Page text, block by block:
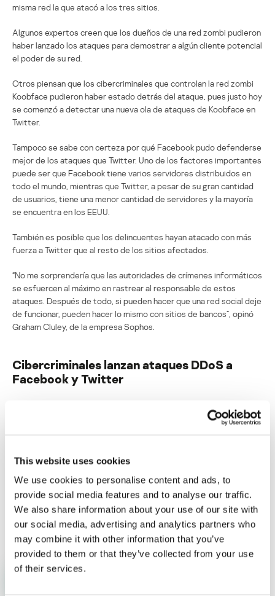
This website uses cookies
We use cookies to personalise content and ads, to
provide social media features and to analyse our traffic.
We also share information about your use of our site with
our social media, advertising and analytics partners who
may combine it with other information that you’ve
provided to them or that they’ve collected from your use
of their services.
misma red la que atacó a los tres sitios.
Algunos expertos creen que los dueños de una red zombi pudieron
haber lanzado los ataques para demostrar a algún cliente potencial
el poder de su red.
Otros piensan que los cibercriminales que controlan la red zombi
Koobface pudieron haber estado detrás del ataque, pues justo hoy
se comenzó a detectar una nueva ola de ataques de Koobface en
Twitter.
Tampoco se sabe con certeza por qué Facebook pudo defenderse
mejor de los ataques que Twitter. Uno de los factores importantes
puede ser que Facebook tiene varios servidores distribuidos en
todo el mundo, mientras que Twitter, a pesar de su gran cantidad
de usuarios, tiene una menor cantidad de servidores y la mayoría
se encuentra en los EEUU.
También es posible que los delincuentes hayan atacado con más
fuerza a Twitter que al resto de los sitios afectados.
“No me sorprendería que las autoridades de crímenes informáticos
se esfuercen al máximo en rastrear al responsable de estos
ataques. Después de todo, si pueden hacer que una red social deje
de funcionar, pueden hacer lo mismo con sitios de bancos”, opinó
Graham Cluley, de la empresa Sophos.
Cibercriminales lanzan ataques DDoS a
Facebook y Twitter
Nombre* Correo electrónico *